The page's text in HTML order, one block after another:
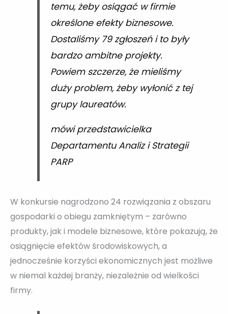
temu, żeby osiągać w firmie
określone efekty biznesowe.
Dostaliśmy 79 zgłoszeń i to były
bardzo ambitne projekty.
Powiem szczerze, że mieliśmy
duży problem, żeby wyłonić z tej
grupy laureatów.
mówi przedstawicielka
Departamentu Analiz i Strategii
PARP
W konkursie nagrodzono 24 rozwiązania z obszaru
gospodarki o obiegu zamkniętym – zarówno
produkty, jak i modele biznesowe, które pokazują, że
osiągnięcie efektów środowiskowych, a
jednocześnie korzyści ekonomicznych jest możliwe
w niemal każdej branży, niezależnie od wielkości
firmy.